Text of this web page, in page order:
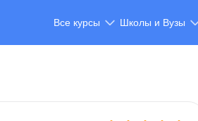
Все курсы Школы и Вузы